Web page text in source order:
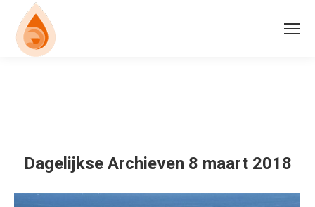
Dagelijkse Archieven 8 maart 2018